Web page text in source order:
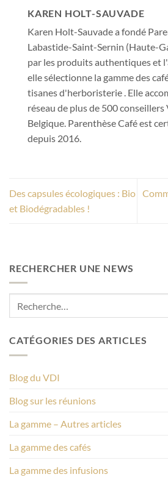
RECHERCHER UNE NEWS
CATÉGORIES DES ARTICLES
Blog du VDI
Blog sur les réunions
La gamme – Autres articles
La gamme des cafés
La gamme des infusions
KAREN HOLT-SAUVADE
Karen Holt-Sauvade a fondé
Labastide-Saint-Sernin (Haute-
par les produits authentiques et
elle sélectionne la gamme des
tisanes d'herboristerie . Elle
réseau de plus de 500 conseillers
Belgique. Parenthèse Café est
depuis 2016.
Des capsules écologiques : Bio
et Biodégradables !